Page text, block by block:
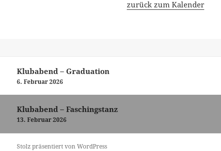
zurück zum Kalender
Klubabend – Graduation
6. Februar 2026
Klubabend – Faschingstanz
13. Februar 2026
Stolz präsentiert von WordPress